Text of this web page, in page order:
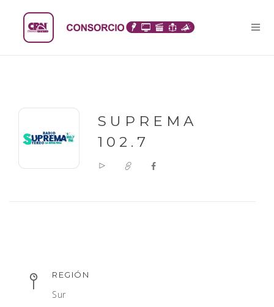
SUPREMA
102.7
REGIÓN
Sur